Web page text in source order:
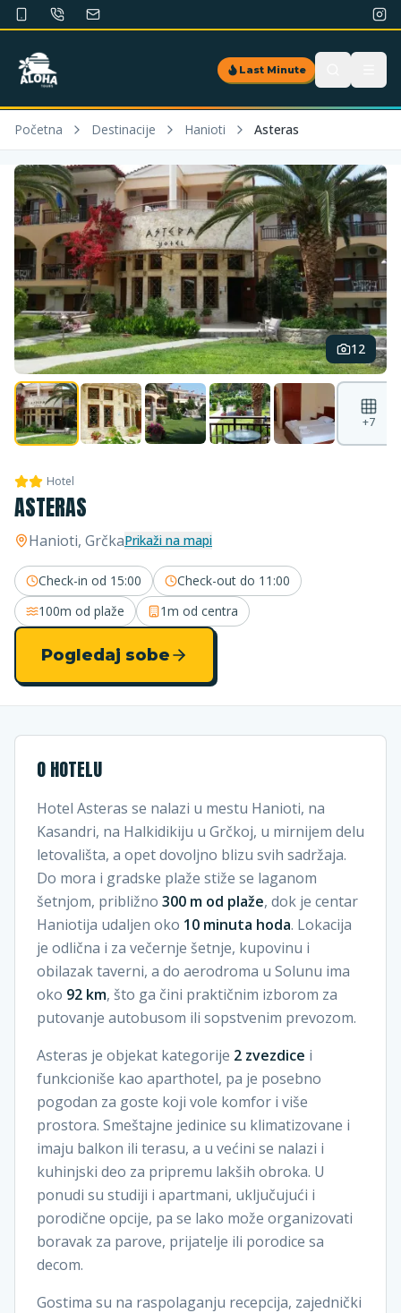
Last Minute
Početna Destinacije Hanioti Asteras
12
+7
Hotel
ASTERAS
Hanioti, GrčkaPrikaži na mapi
Check-in od 15:00 Check-out do 11:00
100m od plaže 1m od centra
Pogledaj sobe
O HOTELU
Hotel Asteras se nalazi u mestu Hanioti, na
Kasandri, na Halkidikiju u Grčkoj, u mirnijem delu
letovališta, a opet dovoljno blizu svih sadržaja.
Do mora i gradske plaže stiže se laganom
šetnjom, približno 300 m od plaže, dok je centar
Haniotija udaljen oko 10 minuta hoda. Lokacija
je odlična i za večernje šetnje, kupovinu i
obilazak taverni, a do aerodroma u Solunu ima
oko 92 km, što ga čini praktičnim izborom za
putovanje autobusom ili sopstvenim prevozom.
Asteras je objekat kategorije 2 zvezdice i
funkcioniše kao aparthotel, pa je posebno
pogodan za goste koji vole komfor i više
prostora. Smeštajne jedinice su klimatizovane i
imaju balkon ili terasu, a u većini se nalazi i
kuhinjski deo za pripremu lakših obroka. U
ponudi su studiji i apartmani, uključujući i
porodične opcije, pa se lako može organizovati
boravak za parove, prijatelje ili porodice sa
decom.
Gostima su na raspolaganju recepcija, zajednički